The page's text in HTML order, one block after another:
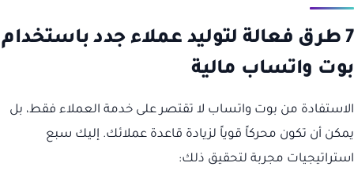
7 طرق فعالة لتوليد عملاء جدد باستخدام
بوت واتساب مالية
الاستفادة من بوت واتساب لا تقتصر على خدمة العملاء فقط، بل
يمكن أن تكون محركاً قوياً لزيادة قاعدة عملائك. إليك سبع
استراتيجيات مجربة لتحقيق ذلك: